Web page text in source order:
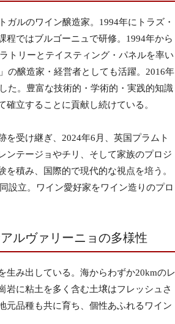
ルのワイン醸造家。1994年にトラズ・
程ではブルゴーニュで研修。1994年から
トリーとテイスティング・パネルを率い
の醸造家・経営者としても活躍。2016年
た。豊富な技術的・学術的・実践的知識
立することに貢献し続けている。
受け継ぎ、2024年6月、英国プラムト
ンテージョやチリ、そして家族のプロジ
積み、国際的で現代的な視点を培う。
設立。ワイン愛好家をワイン造りのプロ
ルヴァリーニョの多様性
生み出している。海からわずか20kmのレ
岩に粘土を多く含む土壌はフレッシュさ
元品種も共に育ち、個性あふれるワイン